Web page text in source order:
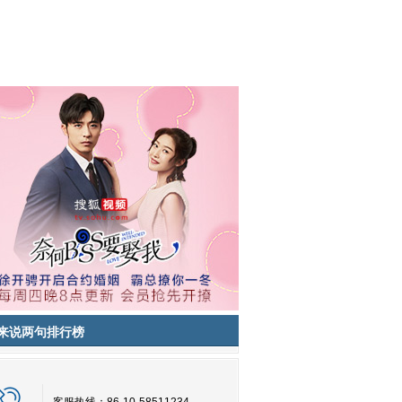
说两句排行榜